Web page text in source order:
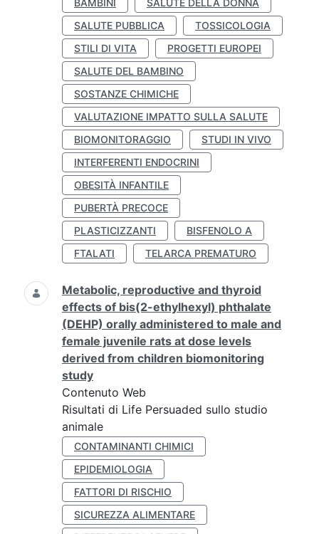
BAMBINI
SALUTE DELLA DONNA
SALUTE PUBBLICA
TOSSICOLOGIA
STILI DI VITA
PROGETTI EUROPEI
SALUTE DEL BAMBINO
SOSTANZE CHIMICHE
VALUTAZIONE IMPATTO SULLA SALUTE
BIOMONITORAGGIO
STUDI IN VIVO
INTERFERENTI ENDOCRINI
OBESITÀ INFANTILE
PUBERTÀ PRECOCE
PLASTICIZZANTI
BISFENOLO A
FTALATI
TELARCA PREMATURO
Metabolic, reproductive and thyroid
effects of bis(2-ethylhexyl) phthalate
(DEHP) orally administered to male and
female juvenile rats at dose levels
derived from children biomonitoring
study
Contenuto Web
Risultati di Life Persuaded sullo studio
animale
CONTAMINANTI CHIMICI
EPIDEMIOLOGIA
FATTORI DI RISCHIO
SICUREZZA ALIMENTARE